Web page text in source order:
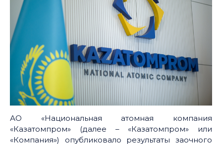
АО «Национальная атомная компания
«Казатомпром» (далее – «Казатомпром» или
«Компания») опубликовало результаты заочного